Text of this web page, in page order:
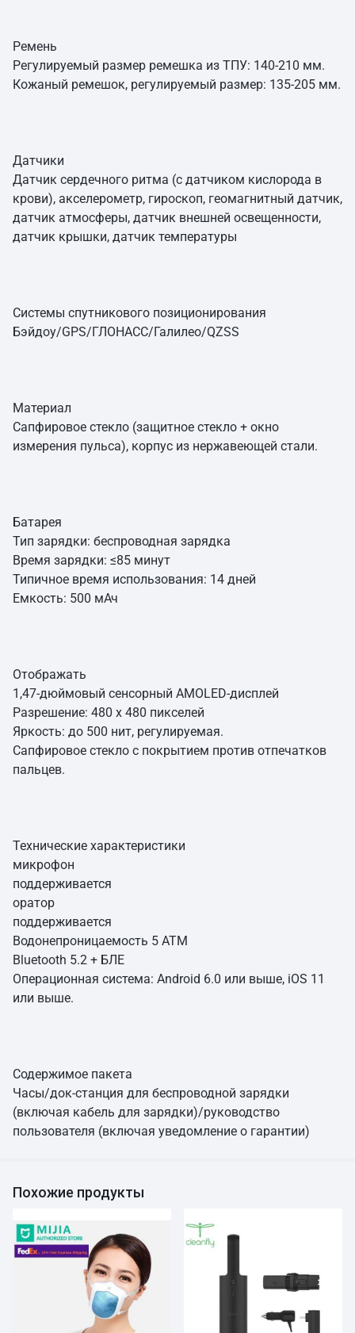
Ремень
Регулируемый размер ремешка из ТПУ: 140-210 мм.
Кожаный ремешок, регулируемый размер: 135-205 мм.
Датчики
Датчик сердечного ритма (с датчиком кислорода в
крови), акселерометр, гироскоп, геомагнитный датчик,
датчик атмосферы, датчик внешней освещенности,
датчик крышки, датчик температуры
Системы спутникового позиционирования
Бэйдоу/GPS/ГЛОНАСС/Галилео/QZSS
Материал
Сапфировое стекло (защитное стекло + окно
измерения пульса), корпус из нержавеющей стали.
Батарея
Тип зарядки: беспроводная зарядка
Время зарядки: ≤85 минут
Типичное время использования: 14 дней
Емкость: 500 мАч
Отображать
1,47-дюймовый сенсорный AMOLED-дисплей
Разрешение: 480 х 480 пикселей
Яркость: до 500 нит, регулируемая.
Сапфировое стекло с покрытием против отпечатков
пальцев.
Технические характеристики
микрофон
поддерживается
оратор
поддерживается
Водонепроницаемость 5 АТМ
Bluetooth 5.2 + БЛЕ
Операционная система: Android 6.0 или выше, iOS 11
или выше.
Содержимое пакета
Часы/док-станция для беспроводной зарядки
(включая кабель для зарядки)/руководство
пользователя (включая уведомление о гарантии)
Похожие продукты